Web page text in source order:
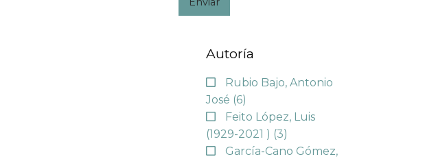
Autoría
Rubio Bajo, Antonio
José (6)
Feito López, Luis
(1929-2021 ) (3)
García-Cano Gómez,